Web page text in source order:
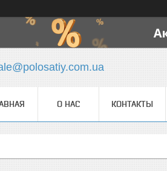
О НАС КОНТАКТЫ